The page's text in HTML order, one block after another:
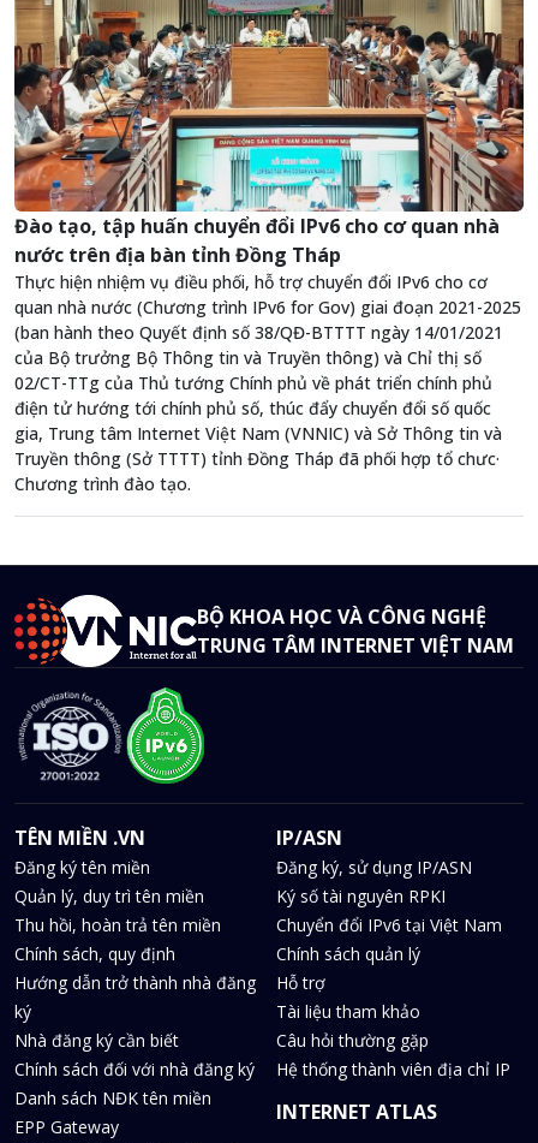
Đào tạo, tập huấn chuyển đổi IPv6 cho cơ quan nhà
nước trên địa bàn tỉnh Đồng Tháp
Thực hiện nhiệm vụ điều phối, hỗ trợ chuyển đổi IPv6 cho cơ
quan nhà nước (Chương trình IPv6 for Gov) giai đoạn 2021-2025
(ban hành theo Quyết định số 38/QĐ-BTTTT ngày 14/01/2021
của Bộ trưởng Bộ Thông tin và Truyền thông) và Chỉ thị số
02/CT-TTg của Thủ tướng Chính phủ về phát triển chính phủ
điện tử hướng tới chính phủ số, thúc đẩy chuyển đổi số quốc
gia, Trung tâm Internet Việt Nam (VNNIC) và Sở Thông tin và
Truyền thông (Sở TTTT) tỉnh Đồng Tháp đã phối hợp tổ chưc·
Chương trình đào tạo.
BỘ KHOA HỌC VÀ CÔNG NGHỆ
TRUNG TÂM INTERNET VIỆT NAM
TÊN MIỀN .VN
Đăng ký tên miền
Quản lý, duy trì tên miền
Thu hồi, hoàn trả tên miền
Chính sách, quy định
Hướng dẫn trở thành nhà đăng
ký
Nhà đăng ký cần biết
Chính sách đối với nhà đăng ký
Danh sách NĐK tên miền
EPP Gateway
IP/ASN
Đăng ký, sử dụng IP/ASN
Ký số tài nguyên RPKI
Chuyển đổi IPv6 tại Việt Nam
Chính sách quản lý
Hỗ trợ
Tài liệu tham khảo
Câu hỏi thường gặp
Hệ thống thành viên địa chỉ IP
INTERNET ATLAS